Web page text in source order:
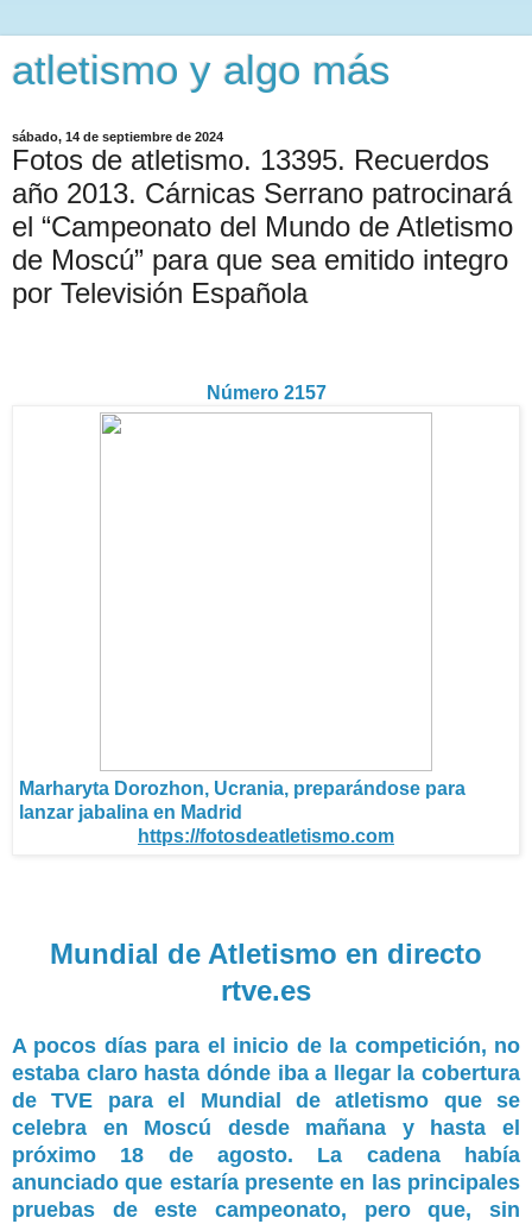
atletismo y algo más
sábado, 14 de septiembre de 2024
Fotos de atletismo. 13395. Recuerdos
año 2013. Cárnicas Serrano patrocinará
el “Campeonato del Mundo de Atletismo
de Moscú” para que sea emitido integro
por Televisión Española
Número 2157
Marharyta Dorozhon, Ucrania, preparándose para
lanzar jabalina en Madrid
https://fotosdeatletismo.com
Mundial de Atletismo en directo
rtve.es
A pocos días para el inicio de la competición, no
estaba claro hasta dónde iba a llegar la cobertura
de TVE para el Mundial de atletismo que se
celebra en Moscú desde mañana y hasta el
próximo 18 de agosto. La cadena había
anunciado que estaría presente en las principales
pruebas de este campeonato, pero que, sin